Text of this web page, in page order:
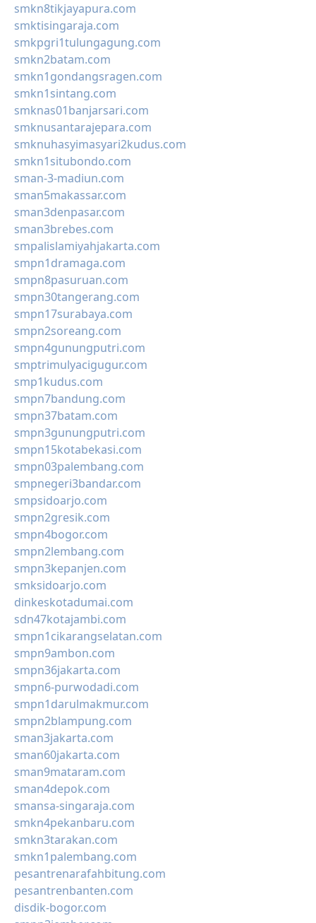
smkn8tikjayapura.com
smktisingaraja.com
smkpgri1tulungagung.com
smkn2batam.com
smkn1gondangsragen.com
smkn1sintang.com
smknas01banjarsari.com
smknusantarajepara.com
smknuhasyimasyari2kudus.com
smkn1situbondo.com
sman-3-madiun.com
sman5makassar.com
sman3denpasar.com
sman3brebes.com
smpalislamiyahjakarta.com
smpn1dramaga.com
smpn8pasuruan.com
smpn30tangerang.com
smpn17surabaya.com
smpn2soreang.com
smpn4gunungputri.com
smptrimulyacigugur.com
smp1kudus.com
smpn7bandung.com
smpn37batam.com
smpn3gunungputri.com
smpn15kotabekasi.com
smpn03palembang.com
smpnegeri3bandar.com
smpsidoarjo.com
smpn2gresik.com
smpn4bogor.com
smpn2lembang.com
smpn3kepanjen.com
smksidoarjo.com
dinkeskotadumai.com
sdn47kotajambi.com
smpn1cikarangselatan.com
smpn9ambon.com
smpn36jakarta.com
smpn6-purwodadi.com
smpn1darulmakmur.com
smpn2blampung.com
sman3jakarta.com
sman60jakarta.com
sman9mataram.com
sman4depok.com
smansa-singaraja.com
smkn4pekanbaru.com
smkn3tarakan.com
smkn1palembang.com
pesantrenarafahbitung.com
pesantrenbanten.com
disdik-bogor.com